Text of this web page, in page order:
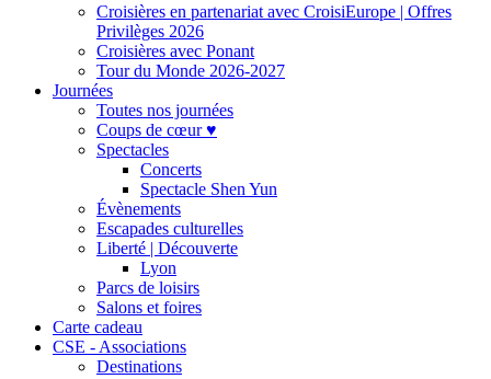
Croisières en partenariat avec CroisiEurope | Offres
Privilèges 2026
Croisières avec Ponant
Tour du Monde 2026-2027
Journées
Toutes nos journées
Coups de cœur ♥
Spectacles
Concerts
Spectacle Shen Yun
Évènements
Escapades culturelles
Liberté | Découverte
Lyon
Parcs de loisirs
Salons et foires
Carte cadeau
CSE - Associations
Destinations